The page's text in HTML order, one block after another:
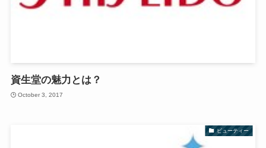
資生堂の魅力とは？
October 3, 2017
ビューティー